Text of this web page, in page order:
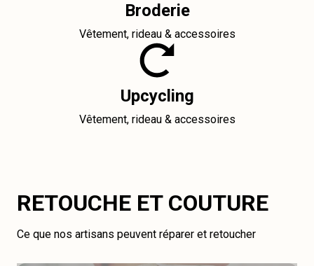
Broderie
Vêtement, rideau & accessoires
Upcycling
Vêtement, rideau & accessoires
RETOUCHE ET COUTURE
Ce que nos artisans peuvent réparer et retoucher